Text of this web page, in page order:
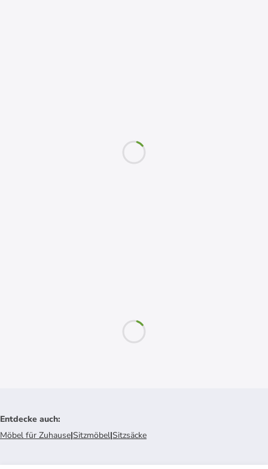
Entdecke auch:
Möbel für Zuhause|Sitzmöbel|Sitzsäcke